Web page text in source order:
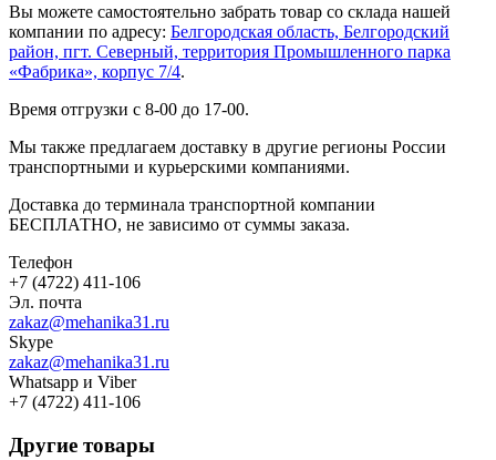
Вы можете самостоятельно забрать товар со склада нашей
компании по адресу: Белгородская область, Белгородский
район, пгт. Северный, территория Промышленного парка
«Фабрика», корпус 7/4.
Время отгрузки с 8-00 до 17-00.
Мы также предлагаем доставку в другие регионы России
транспортными и курьерскими компаниями.
Доставка до терминала транспортной компании
БЕСПЛАТНО, не зависимо от суммы заказа.
Телефон
+7 (4722) 411-106
Эл. почта
zakaz@mehanika31.ru
Skype
zakaz@mehanika31.ru
Whatsapp и Viber
+7 (4722) 411-106
Другие товары